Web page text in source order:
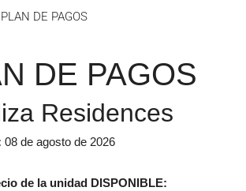
DE PAGOS
DE PAGOS
Residences
08 de agosto de 2026
de la unidad DISPONIBLE: